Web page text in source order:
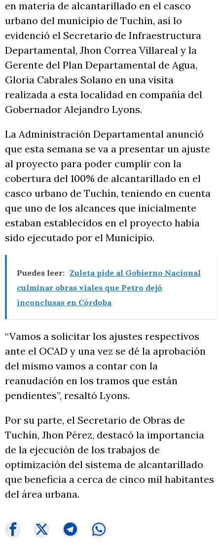
en materia de alcantarillado en el casco
urbano del municipio de Tuchín, así lo
evidenció el Secretario de Infraestructura
Departamental, Jhon Correa Villareal y la
Gerente del Plan Departamental de Agua,
Gloria Cabrales Solano en una visita
realizada a esta localidad en compañía del
Gobernador Alejandro Lyons.
La Administración Departamental anunció
que esta semana se va a presentar un ajuste
al proyecto para poder cumplir con la
cobertura del 100% de alcantarillado en el
casco urbano de Tuchín, teniendo en cuenta
que uno de los alcances que inicialmente
estaban establecidos en el proyecto había
sido ejecutado por el Municipio.
Puedes leer: Zuleta pide al Gobierno Nacional
culminar obras viales que Petro dejó
inconclusas en Córdoba
“Vamos a solicitar los ajustes respectivos
ante el OCAD y una vez se dé la aprobación
del mismo vamos a contar con la
reanudación en los tramos que están
pendientes”, resaltó Lyons.
Por su parte, el Secretario de Obras de
Tuchín, Jhon Pérez, destacó la importancia
de la ejecución de los trabajos de
optimización del sistema de alcantarillado
que beneficia a cerca de cinco mil habitantes
del área urbana.